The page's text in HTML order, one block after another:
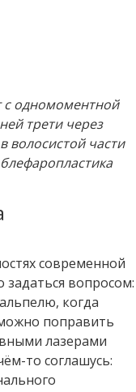
с одномоментной
трети через
волосистой части
современной
вопросом:
когда
поправить
лазерами
то соглашусь: